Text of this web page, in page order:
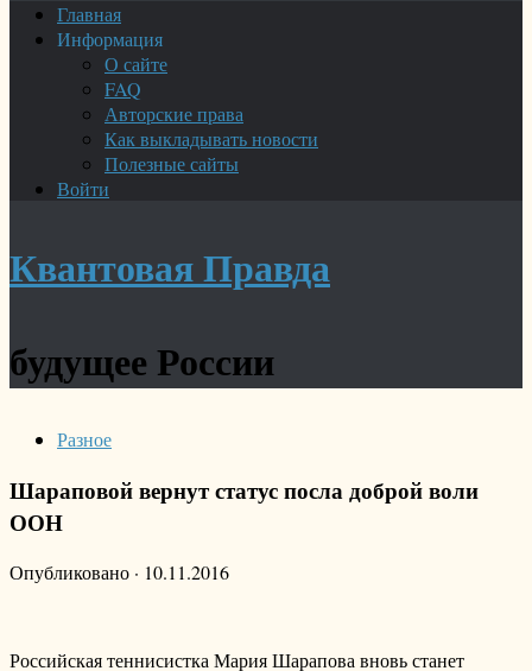
Главная
Информация
О сайте
FAQ
Авторские права
Как выкладывать новости
Полезные сайты
Войти
Квантовая Правда
будущее России
Разное
Шараповой вернут статус посла доброй воли
ООН
Опубликовано · 10.11.2016
Российская теннисистка Мария Шарапова вновь станет